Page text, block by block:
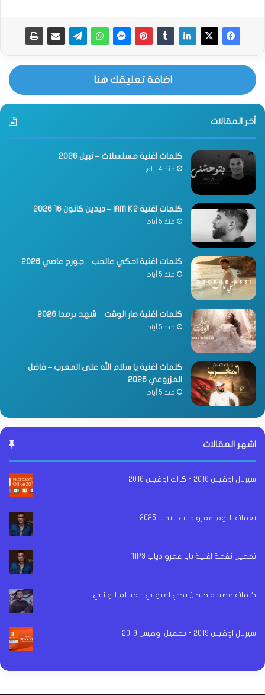
اضافة تعليقك هنا
أخر المقالات
كلمات اغنية مسلسلات – نبيل 2026
منذ 4 أيام
كلمات اغنية IAM K2 – ديدين كانون 16 2026
منذ 5 أيام
كلمات اغنية احكي عالحب – جورج عاصي 2026
منذ 5 أيام
كلمات اغنية صار الوقت – شهد برمدا 2026
منذ 5 أيام
كلمات اغنية يا سلام الله على المغرب – فاضل
المزروعي 2026
منذ 5 أيام
اشهر المقالات
سيريال اوفيس 2016 - كراك اوفيس 2016
نغمات البوم عمرو دياب ابتدينا 2025
تحميل نغمة اغنية بابا عمرو دياب MP3
كلمات قصيدة خلصن بجي اعيوني - مسلم الوائلي
سيريال اوفيس 2019 - تفعيل اوفيس 2019